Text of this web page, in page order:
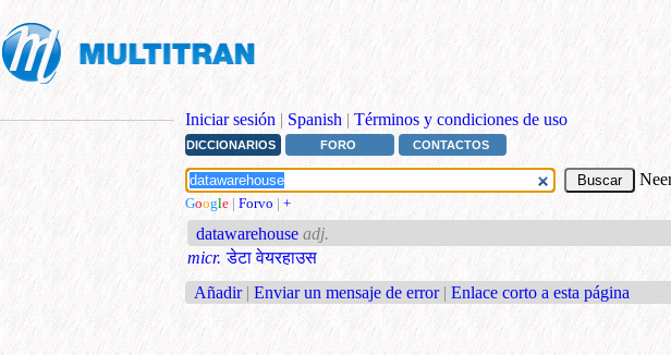
Iniciar sesión | Spanish | Términos y condiciones de uso
DICCIONARIOS FORO CONTACTOS
Google | Forvo | +
datawarehouse adj.
micr. डेटा वेयरहाउस
Añadir | Enviar un mensaje de error | Enlace corto a esta página